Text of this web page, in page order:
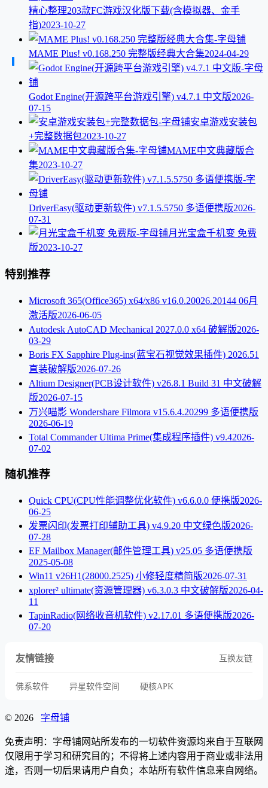
精心整理203款FC游戏汉化版下载(含模拟器、金手
指)2023-10-27
MAME Plus! v0.168.250 完整版经典大合集2024-04-29
Godot Engine(开源跨平台游戏引擎) v4.7.1 中文版2026-
07-15
安卓游戏安装包
+完整数据包2023-10-27
MAME中文典藏版合
集2023-10-27
DriverEasy(驱动更新软件) v7.1.5.5750 多语便携版2026-
07-31
月光宝盒千机变 免费
版2023-10-27
特别推荐
Microsoft 365(Office365) x64/x86 v16.0.20026.20144 06月
激活版2026-06-05
Autodesk AutoCAD Mechanical 2027.0.0 x64 破解版2026-
03-29
Boris FX Sapphire Plug-ins(蓝宝石视觉效果插件) 2026.51
直装破解版2026-07-26
Altium Designer(PCB设计软件) v26.8.1 Build 31 中文破解
版2026-07-15
万兴喵影 Wondershare Filmora v15.6.4.20299 多语便携版
2026-06-19
Total Commander Ultima Prime(集成程序插件) v9.42026-
07-02
随机推荐
Quick CPU(CPU性能调整优化软件) v6.6.0.0 便携版2026-
06-25
发票闪印(发票打印辅助工具) v4.9.20 中文绿色版2026-
07-28
EF Mailbox Manager(邮件管理工具) v25.05 多语便携版
2025-05-08
Win11 v26H1(28000.2525) 小修轻度精简版2026-07-31
xplorer² ultimate(资源管理器) v6.3.0.3 中文破解版2026-04-
11
TapinRadio(网络收音机软件) v2.17.01 多语便携版2026-
07-20
友情链接 互换友链
佛系软件 异星软件空间 硬核APK
© 2026 字母铺
免责声明：字母铺网站所发布的一切软件资源均来自于互联网
仅限用于学习和研究目的；不得将上述内容用于商业或非法用
途，否则一切后果请用户自负；本站所有软件信息来自网络。